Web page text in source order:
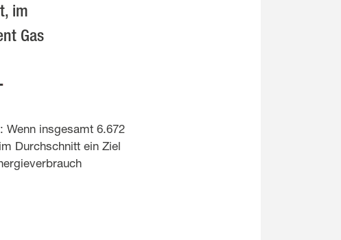
im
Gas
Wenn insgesamt 6.672
Durchschnitt ein Ziel